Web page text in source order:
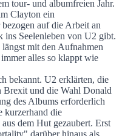
tour- und albumfreien Jahr.
Clayton ein
auf die Arbeit an
Seelenleben von U2 gibt.
mit den Aufnahmen
alles so klappt wie
bekannt. U2 erklärten, die
Brexit und die Wahl Donald
des Albums erforderlich
kurzerhand die
dem Hut gezaubert. Erst